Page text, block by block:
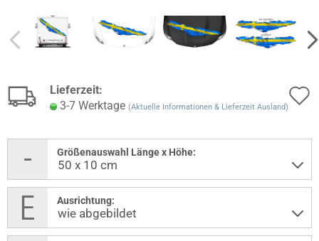
Lieferzeit:
3-7 Werktage (Aktuelle Informationen & Lieferzeit Ausland)
Größenauswahl Länge x Höhe:
Ausrichtung: